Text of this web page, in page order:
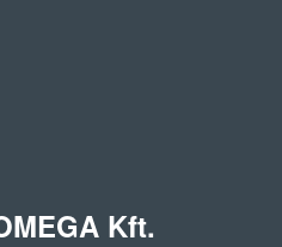
Kft.